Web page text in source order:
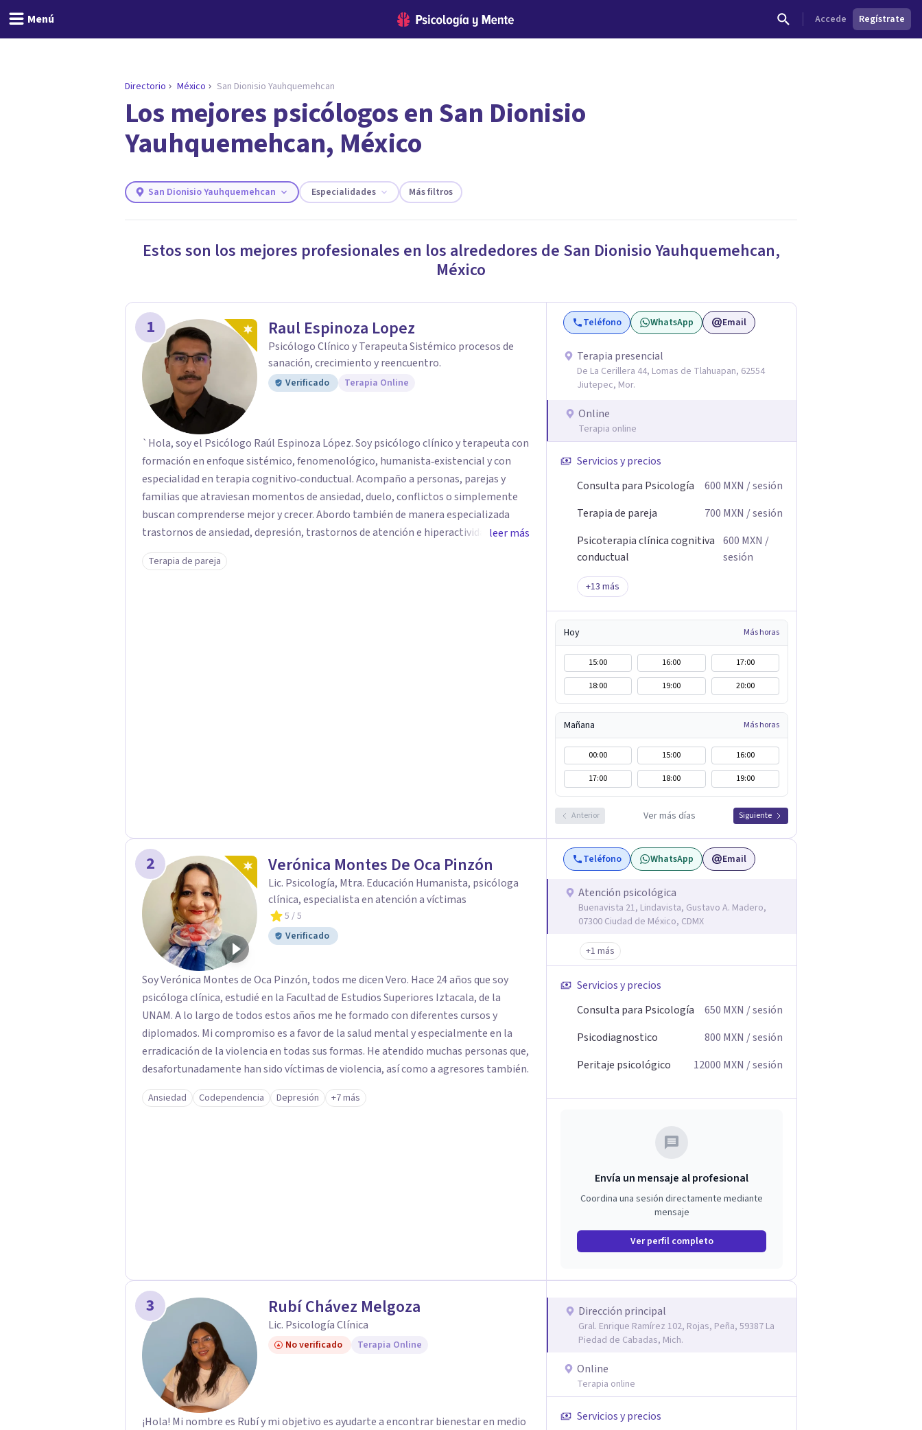
Menú Accede Regístrate
ENCONTRAR MI TERAPEUTA
¿Necesitas ayuda para encontrar el psicólogo adecuado?
Responde a unas breves preguntas y te ofreceremos los profesionales que más se ajustan a tus necesidades.
Responder cuestionario
Directorio México San Dionisio Yauhquemehcan
Los mejores psicólogos en San Dionisio
Yauhquemehcan, México
San Dionisio Yauhquemehcan Especialidades Más filtros
Estos son los mejores profesionales en los alrededores de San Dionisio Yauhquemehcan,
México
1 Raul Espinoza Lopez
Psicólogo Clínico y Terapeuta Sistémico procesos de
sanación, crecimiento y reencuentro.
Verificado Terapia Online
`Hola, soy el Psicólogo Raúl Espinoza López. Soy psicólogo clínico y terapeuta con
formación en enfoque sistémico, fenomenológico, humanista‑existencial y con
especialidad en terapia cognitivo‑conductual. Acompaño a personas, parejas y
familias que atraviesan momentos de ansiedad, duelo, conflictos o simplemente
buscan comprenderse mejor y crecer. Abordo también de manera especializada
trastornos de ansiedad, depresión, trastornos de atención e hiperactividad,
trastornos del estado de ánimo, problemas emocionales y conductuales, así como
dificultades en el manejo del estrés y las emociones. Mi espacio es seguro,
leer más
Terapia de pareja
Teléfono WhatsApp Email
Terapia presencial
De La Cerillera 44, Lomas de Tlahuapan, 62554
Jiutepec, Mor.
Online
Terapia online
Servicios y precios
Consulta para Psicología
600 MXN / sesión
Terapia de pareja
700 MXN / sesión
Psicoterapia clínica cognitiva
conductual
600 MXN /
sesión
+13 más
Hoy Más horas
15:00 16:00
17:00
18:00
19:00 20:00
Mañana Más horas
00:00 15:00
16:00
17:00
18:00 19:00
Anterior Ver más días Siguiente
2 Verónica Montes De Oca Pinzón
Lic. Psicología, Mtra. Educación Humanista, psicóloga
clínica, especialista en atención a víctimas
5 / 5
Verificado
Soy Verónica Montes de Oca Pinzón, todos me dicen Vero. Hace 24 años que soy
psicóloga clínica, estudié en la Facultad de Estudios Superiores Iztacala, de la
UNAM. A lo largo de todos estos años me he formado con diferentes cursos y
diplomados. Mi compromiso es a favor de la salud mental y especialmente en la
erradicación de la violencia en todas sus formas. He atendido muchas personas que,
desafortunadamente han sido víctimas de violencia, así como a agresores también.
Ansiedad Codependencia Depresión +7 más
Teléfono WhatsApp Email
Atención psicológica
Buenavista 21, Lindavista, Gustavo A. Madero,
07300 Ciudad de México, CDMX
+1 más
Servicios y precios
Consulta para Psicología
650 MXN / sesión
Psicodiagnostico
800 MXN / sesión
Peritaje psicológico
12000 MXN / sesión
Envía un mensaje al profesional
Coordina una sesión directamente mediante
mensaje
Ver perfil completo
3 Rubí Chávez Melgoza
Lic. Psicología Clínica
No verificado Terapia Online
¡Hola! Mi nombre es Rubí y mi objetivo es ayudarte a encontrar bienestar en medio
Dirección principal
Gral. Enrique Ramírez 102, Rojas, Peña, 59387 La
Piedad de Cabadas, Mich.
Online
Terapia online
Servicios y precios